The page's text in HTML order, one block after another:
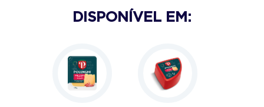
DISPONÍVEL EM: